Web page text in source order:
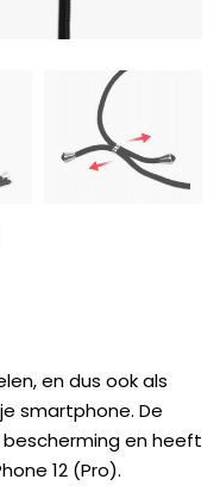
en dus ook als
smartphone. De
en heeft
12 (Pro).